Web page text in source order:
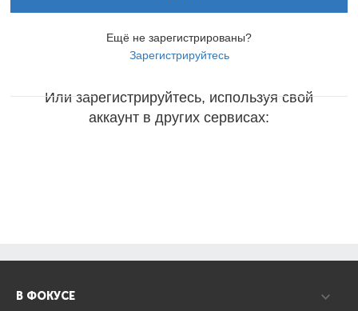
Ещё не зарегистрированы?
Зарегистрируйтесь
Или зарегистрируйтесь, используя свой
аккаунт в других сервисах:
В ФОКУСЕ